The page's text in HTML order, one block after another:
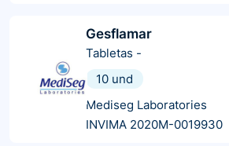
Gesflamar
Tabletas -
10 und
Mediseg Laboratories
INVIMA 2020M-0019930